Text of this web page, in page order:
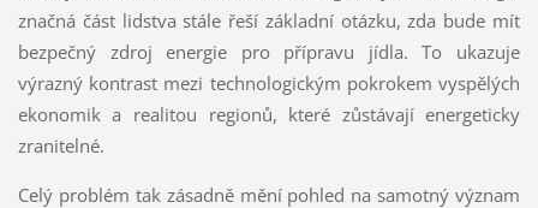
značná část lidstva stále řeší základní otázku, zda bude mít
bezpečný zdroj energie pro přípravu jídla. To ukazuje
výrazný kontrast mezi technologickým pokrokem vyspělých
ekonomik a realitou regionů, které zůstávají energeticky
zranitelné.
Celý problém tak zásadně mění pohled na samotný význam